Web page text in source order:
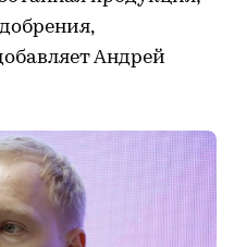
Андрей